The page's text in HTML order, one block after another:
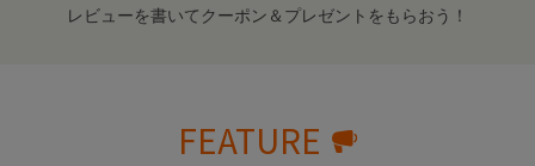
レビューを書いてクーポン＆プレゼントをもらおう！
FEATURE